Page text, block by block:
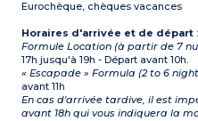
Eurochèque, chèques vacances
Horaires d'arrivée et de départ :
Formule Location (à partir de 7
17h jusqu'à 19h - Départ avant 10h.
« Escapade » Formula (2 to 6
avant 11h
En cas d'arrivée tardive, il est
avant 18h qui vous indiquera la